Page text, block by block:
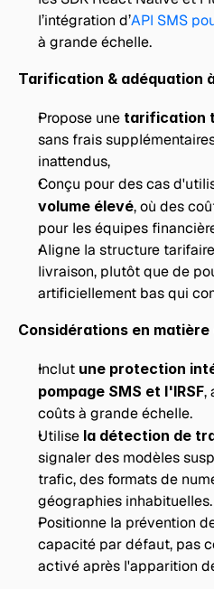
l’intégration d’
à grande échelle.
Tarification & adéquation
Propose une tarification
sans frais
inattendus,
Conçu pour des cas
volume élevé, où des
pour les équipes
Aligne la structure
livraison, plutôt que de
artificiellement bas qui
Considérations en
Inclut une protection
pompage SMS et l'IRSF,
coûts à grande échelle.
Utilise la détection de
signaler des modèles
trafic, des formats de
géographies inhabituelles.
Positionne la prévention
capacité par défaut, pas
activé après l'apparition